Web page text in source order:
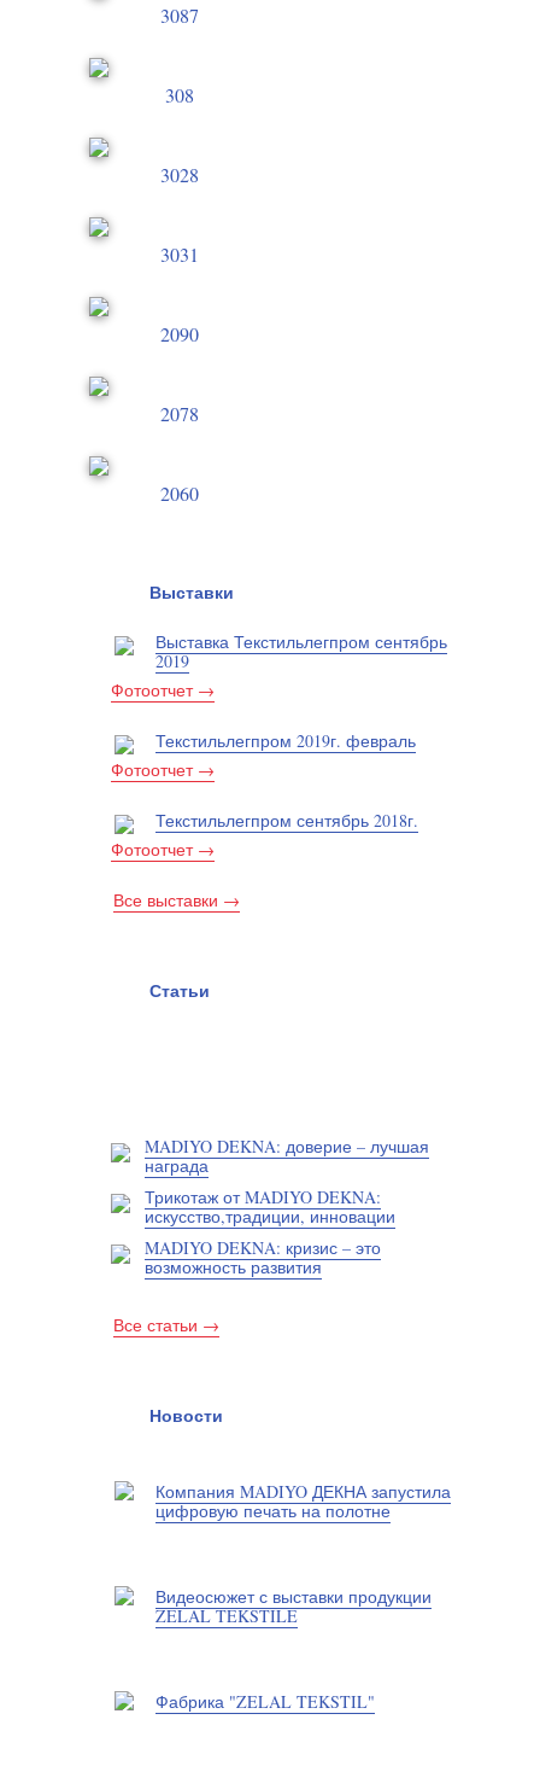
3087
308
3028
3031
2090
2078
2060
Выставки
Выставка Текстильлегпром сентябрь
2019
Фотоотчет →
Текстильлегпром 2019г. февраль
Фотоотчет →
Текстильлегпром сентябрь 2018г.
Фотоотчет →
Все выставки →
Статьи
MADIYO DEKNA: доверие – лучшая
награда
Трикотаж от MADIYO DEKNA:
искусство,традиции, инновации
MADIYO DEKNA: кризис – это
возможность развития
Все статьи →
Новости
Компания MADIYO ДЕКНА запустила
цифровую печать на полотне
Видеосюжет с выставки продукции
ZELAL TEKSTILE
Фабрика "ZELAL TEKSTIL"